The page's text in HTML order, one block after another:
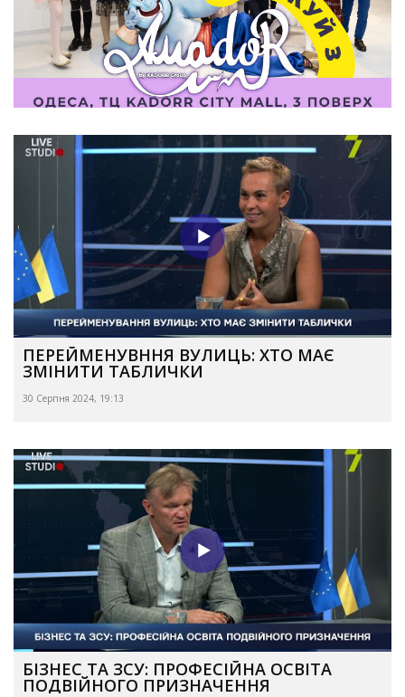
ПЕРЕЙМЕНУВННЯ ВУЛИЦЬ: ХТО МАЄ
ЗМІНИТИ ТАБЛИЧКИ
30 Серпня 2024, 19:13
БІЗНЕС ТА ЗСУ: ПРОФЕСІЙНА ОСВІТА
ПОДВІЙНОГО ПРИЗНАЧЕННЯ